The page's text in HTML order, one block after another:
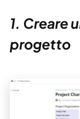
1. Creare
progetto